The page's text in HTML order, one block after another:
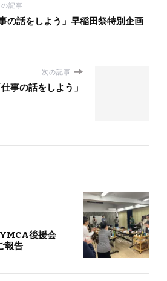
記事
事の話をしよう」早稲田祭特別企画
次の記事
事の話をしよう」
後援会
報告